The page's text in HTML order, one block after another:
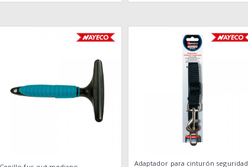
Adaptador para cinturón seguridad